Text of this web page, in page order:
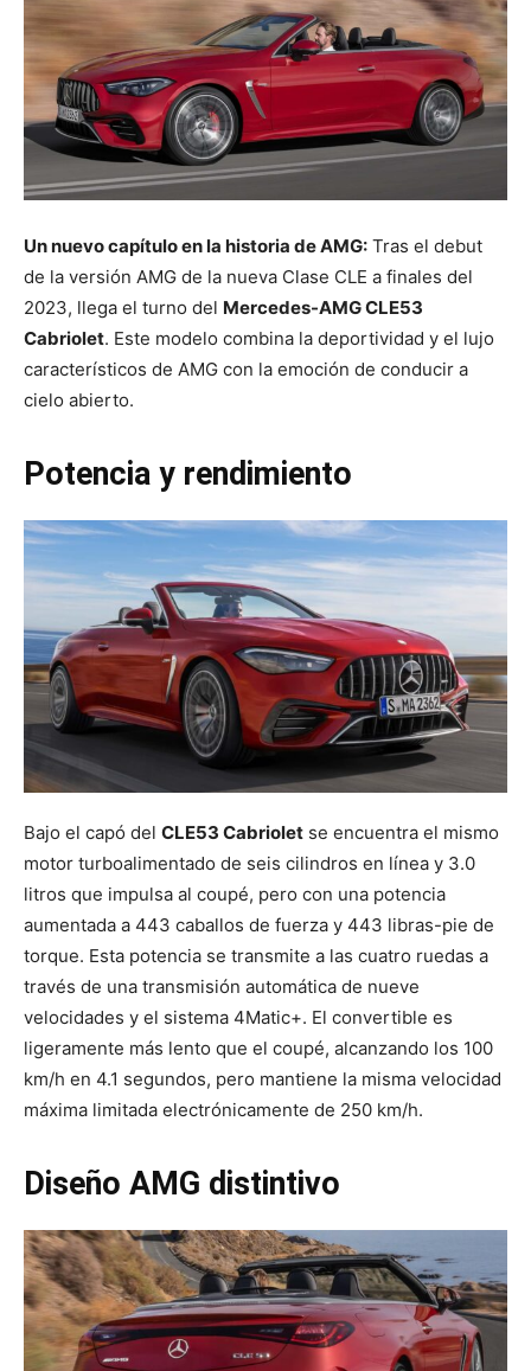
Un nuevo capítulo en la historia de AMG: Tras el debut
de la versión AMG de la nueva Clase CLE a finales del
2023, llega el turno del Mercedes-AMG CLE53
Cabriolet. Este modelo combina la deportividad y el lujo
característicos de AMG con la emoción de conducir a
cielo abierto.
Potencia y rendimiento
Bajo el capó del CLE53 Cabriolet se encuentra el mismo
motor turboalimentado de seis cilindros en línea y 3.0
litros que impulsa al coupé, pero con una potencia
aumentada a 443 caballos de fuerza y 443 libras-pie de
torque. Esta potencia se transmite a las cuatro ruedas a
través de una transmisión automática de nueve
velocidades y el sistema 4Matic+. El convertible es
ligeramente más lento que el coupé, alcanzando los 100
km/h en 4.1 segundos, pero mantiene la misma velocidad
máxima limitada electrónicamente de 250 km/h.
Diseño AMG distintivo